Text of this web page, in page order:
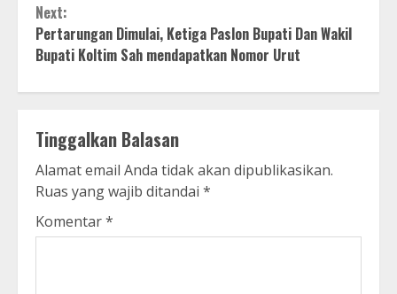
Next:
Pertarungan Dimulai, Ketiga Paslon Bupati Dan Wakil
Bupati Koltim Sah mendapatkan Nomor Urut
Tinggalkan Balasan
Alamat email Anda tidak akan dipublikasikan.
Ruas yang wajib ditandai *
Komentar*